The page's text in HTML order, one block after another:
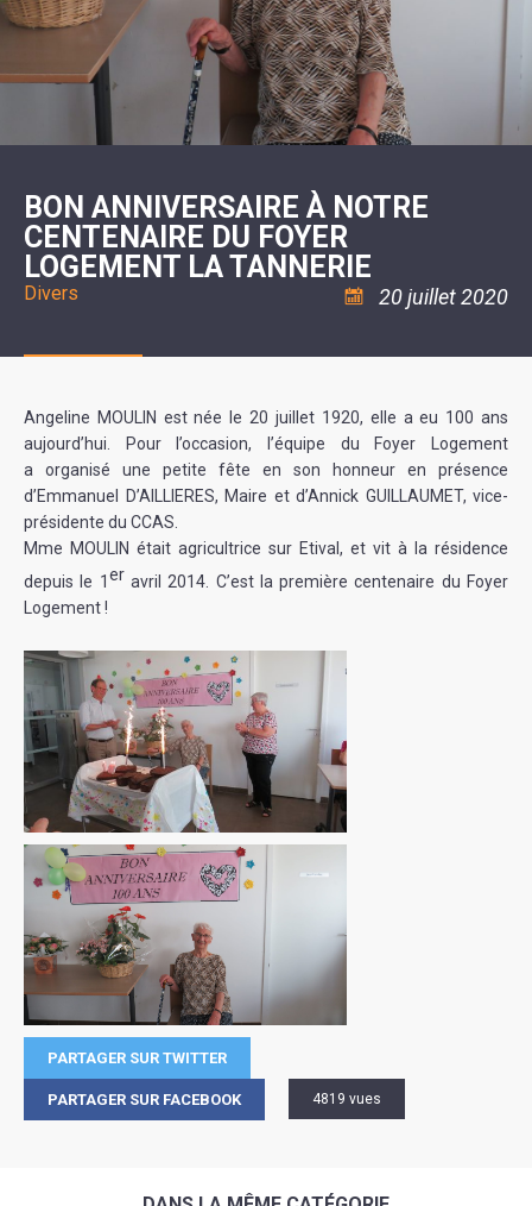
20ÈME
SIÈCLE
RÉUNIONS
DU
ARRÊTÉS
MAIRE
DE
LA
MINORITÉ
LES
LE
COLLÈGE
11
ANS
ASSOCIATION
LA
COULÉE
DOUCE
ENVIRONNEMENT
ET
L'ASSAINISSEMENT
AUTONOMIE
LA
POLICE
MUNICIPALE
SÉCURITÉ
RISQUES
SANTÉ/COMMERCES/ARTISANS
DE
MUSIQUE
COMMUNAUTAIRE
DE
VOIE
VERTE
DÉCOUVERTES
RANDONNÉES
LE
CAMPING-
CARS
TENTES
ET
CARAVANES
LA
HALTE
À
BON ANNIVERSAIRE À NOTRE
CENTENAIRE DU FOYER
LOGEMENT LA TANNERIE
Divers 20 juillet 2020
Angeline MOULIN est née le 20 juillet 1920, elle a eu 100 ans
aujourd’hui. Pour l’occasion, l’équipe du Foyer Logement
a organisé une petite fête en son honneur en présence
d’Emmanuel D’AILLIERES, Maire et d’Annick GUILLAUMET, vice-
présidente du CCAS.
Mme MOULIN était agricultrice sur Etival, et vit à la résidence
depuis le 1er avril 2014. C’est la première centenaire du Foyer
Logement !
PARTAGER SUR TWITTER
PARTAGER SUR FACEBOOK 4819 vues